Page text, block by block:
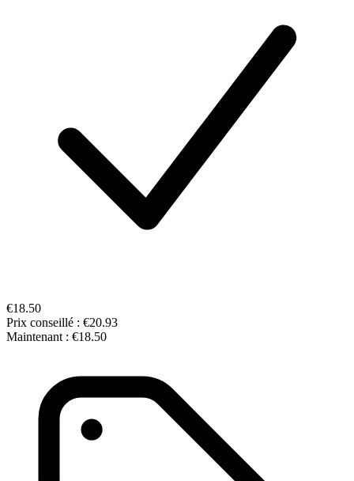
€18.50
Prix conseillé : €20.93
Maintenant : €18.50